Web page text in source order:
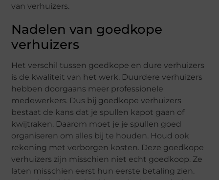
van verhuizers.
Nadelen van goedkope
verhuizers
Het verschil tussen goedkope en dure verhuizers
is de kwaliteit van het werk. Duurdere verhuizers
hebben doorgaans meer professionele
medewerkers. Dus bij goedkope verhuizers
bestaat de kans dat je spullen kapot gaan of
kwijtraken. Daarom moet je je spullen goed
organiseren om alles bij te houden. Houd ook
rekening met verborgen kosten. Deze goedkope
verhuizers zijn misschien niet echt goedkoop. Ze
laten misschien eerst hun eerste betaling zien.